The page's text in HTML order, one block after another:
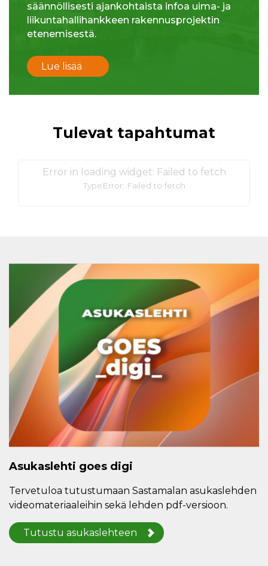
säännöllisesti ajankohtaista infoa uima- ja
liikuntahallihankkeen rakennusprojektin
etenemisestä.
Lue lisää
Tulevat tapahtumat
Error in loading widget: Failed to fetch
TypeError: Failed to fetch
Asukaslehti goes digi
Tervetuloa tutustumaan Sastamalan asukaslehden
videomateriaaleihin sekä lehden pdf-versioon.
Tutustu asukaslehteen